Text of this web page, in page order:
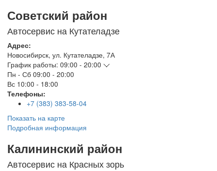
Советский район
Автосервис на Кутателадзе
Адрес:
Новосибирск, ул. Кутателадзе, 7А
График работы: 09:00 - 20:00
Пн - Сб 09:00 - 20:00
Вс 10:00 - 18:00
Телефоны:
+7 (383) 383-58-04
Показать на карте
Подробная информация
Калининский район
Автосервис на Красных зорь